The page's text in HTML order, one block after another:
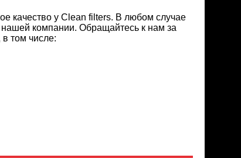
качество у Clean filters. В любом случае
компании. Обращайтесь к нам за
том числе: